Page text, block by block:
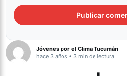
Jóvenes por el Clima Tucumán
hace 3 años • 3 min de lectura